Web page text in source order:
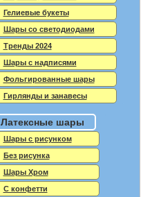
Гелиевые букеты
Шары со светодиодами
Тренды 2024
Шары с надписями
Фольгированные шары
Гирлянды и занавесы
Латексные шары
Шары с рисунком
Без рисунка
Шары Хром
C конфетти